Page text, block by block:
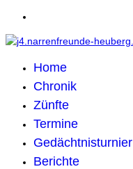
Home
Chronik
Zünfte
Termine
Gedächtnisturnier
Berichte